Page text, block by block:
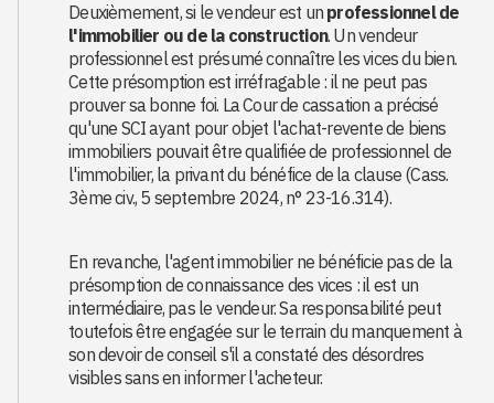
Deuxièmement, si le vendeur est un professionnel de
l'immobilier ou de la construction. Un vendeur
professionnel est présumé connaître les vices du bien.
Cette présomption est irréfragable : il ne peut pas
prouver sa bonne foi. La Cour de cassation a précisé
qu'une SCI ayant pour objet l'achat-revente de biens
immobiliers pouvait être qualifiée de professionnel de
l'immobilier, la privant du bénéfice de la clause (Cass.
3ème civ., 5 septembre 2024, n° 23-16.314).
En revanche, l'agent immobilier ne bénéficie pas de la
présomption de connaissance des vices : il est un
intermédiaire, pas le vendeur. Sa responsabilité peut
toutefois être engagée sur le terrain du manquement à
son devoir de conseil s'il a constaté des désordres
visibles sans en informer l'acheteur.